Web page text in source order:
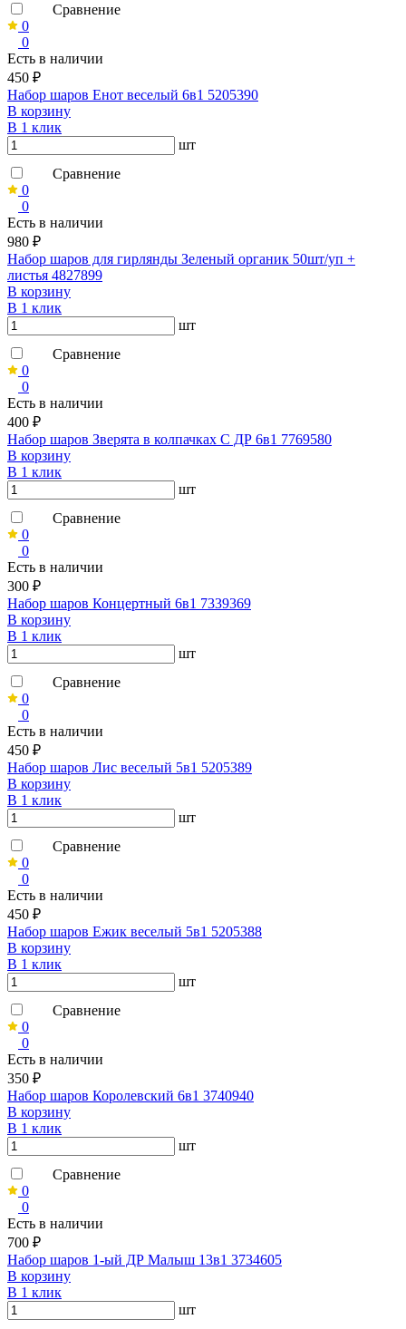
Сравнение
0
0
Есть в наличии
450 ₽
Набор шаров Енот веселый 6в1 5205390
В корзину
В 1 клик
шт
Сравнение
0
0
Есть в наличии
980 ₽
Набор шаров для гирлянды Зеленый органик 50шт/уп +
листья 4827899
В корзину
В 1 клик
шт
Сравнение
0
0
Есть в наличии
400 ₽
Набор шаров Зверята в колпачках С ДР 6в1 7769580
В корзину
В 1 клик
шт
Сравнение
0
0
Есть в наличии
300 ₽
Набор шаров Концертный 6в1 7339369
В корзину
В 1 клик
шт
Сравнение
0
0
Есть в наличии
450 ₽
Набор шаров Лис веселый 5в1 5205389
В корзину
В 1 клик
шт
Сравнение
0
0
Есть в наличии
450 ₽
Набор шаров Ежик веселый 5в1 5205388
В корзину
В 1 клик
шт
Сравнение
0
0
Есть в наличии
350 ₽
Набор шаров Королевский 6в1 3740940
В корзину
В 1 клик
шт
Сравнение
0
0
Есть в наличии
700 ₽
Набор шаров 1-ый ДР Малыш 13в1 3734605
В корзину
В 1 клик
шт